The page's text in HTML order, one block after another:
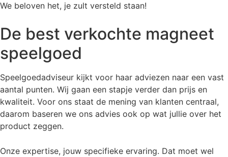
We beloven het, je zult versteld staan!
De best verkochte magneet
speelgoed
Speelgoedadviseur kijkt voor haar adviezen naar een vast
aantal punten. Wij gaan een stapje verder dan prijs en
kwaliteit. Voor ons staat de mening van klanten centraal,
daarom baseren we ons advies ook op wat jullie over het
product zeggen.
Onze expertise, jouw specifieke ervaring. Dat moet wel